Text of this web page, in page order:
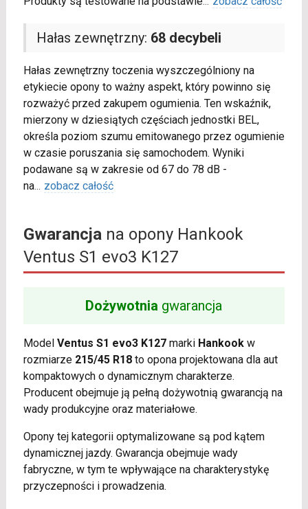
Hałas zewnętrzny: 68 decybeli
Hałas zewnętrzny toczenia wyszczególniony na
etykiecie opony to ważny aspekt, który powinno się
rozważyć przed zakupem ogumienia. Ten wskaźnik,
mierzony w dziesiątych częściach jednostki BEL,
określa poziom szumu emitowanego przez ogumienie
w czasie poruszania się samochodem. Wyniki
podawane są w zakresie od 67 do 78 dB -
na... zobacz całość
Gwarancjana opony Hankook
Ventus S1 evo3 K127
Dożywotnia gwarancja
Model Ventus S1 evo3 K127marki Hankookw
rozmiarze 215/45 R18to opona projektowana dla aut
kompaktowych o dynamicznym charakterze.
Producent obejmuje ją pełną dożywotnią gwarancją na
wady produkcyjne oraz materiałowe.
Opony tej kategorii optymalizowane są pod kątem
dynamicznej jazdy. Gwarancja obejmuje wady
fabryczne, w tym te wpływające na charakterystykę
przyczepności i prowadzenia.